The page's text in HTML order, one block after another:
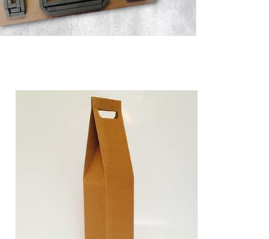
Een wijnfles als relatie geschenk is altijd
een leuk bedankje. Verpak je wijnflessen in
deze leuke wijnfles verpakking. standaard
leverbaar in het opengolf bruin en al vanaf
10 stuks.
TOEVOEGEN AAN WINKELWAGEN